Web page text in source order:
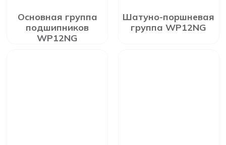
Основная группа
подшипников
WP12NG
Шатуно-поршневая
группа WP12NG